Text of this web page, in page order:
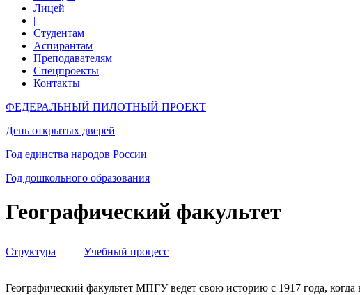
Лицей
|
Студентам
Аспирантам
Преподавателям
Спецпроекты
Контакты
ФЕДЕРАЛЬНЫЙ ПИЛОТНЫЙ ПРОЕКТ
День открытых дверей
Год единства народов России
Год дошкольного образования
Географический факультет
Структура Учебный процесс
Географический факультет МПГУ ведет свою историю с 1917 года,